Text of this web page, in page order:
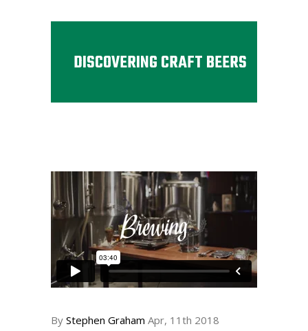
DISCOVERING CRAFT BEERS
By Stephen Graham Apr, 11th 2018